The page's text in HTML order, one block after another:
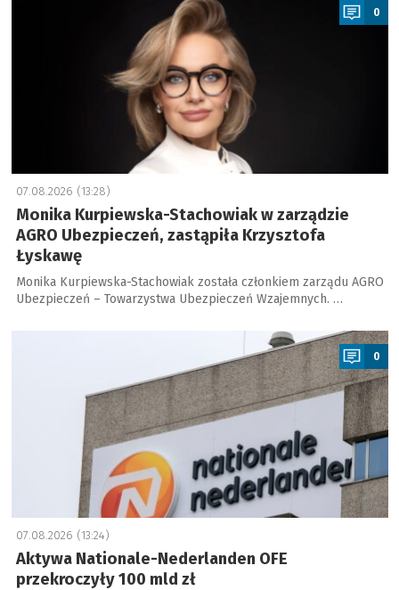
0
07.08.2026 (13:28)
Monika Kurpiewska-Stachowiak w zarządzie
AGRO Ubezpieczeń, zastąpiła Krzysztofa
Łyskawę
Monika Kurpiewska-Stachowiak została członkiem zarządu AGRO
Ubezpieczeń – Towarzystwa Ubezpieczeń Wzajemnych. …
0
07.08.2026 (13:24)
Aktywa Nationale-Nederlanden OFE
przekroczyły 100 mld zł